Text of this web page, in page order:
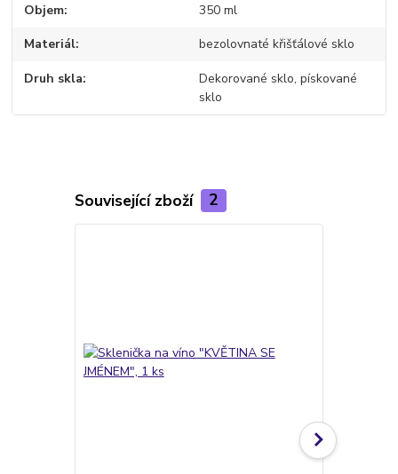
Objem 350 ml
Materiál bezolovnaté křišťálové sklo
Druh skla
Dekorované sklo, pískované
sklo
Související zboží 2